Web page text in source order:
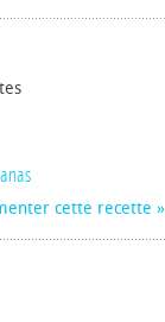
cette recette